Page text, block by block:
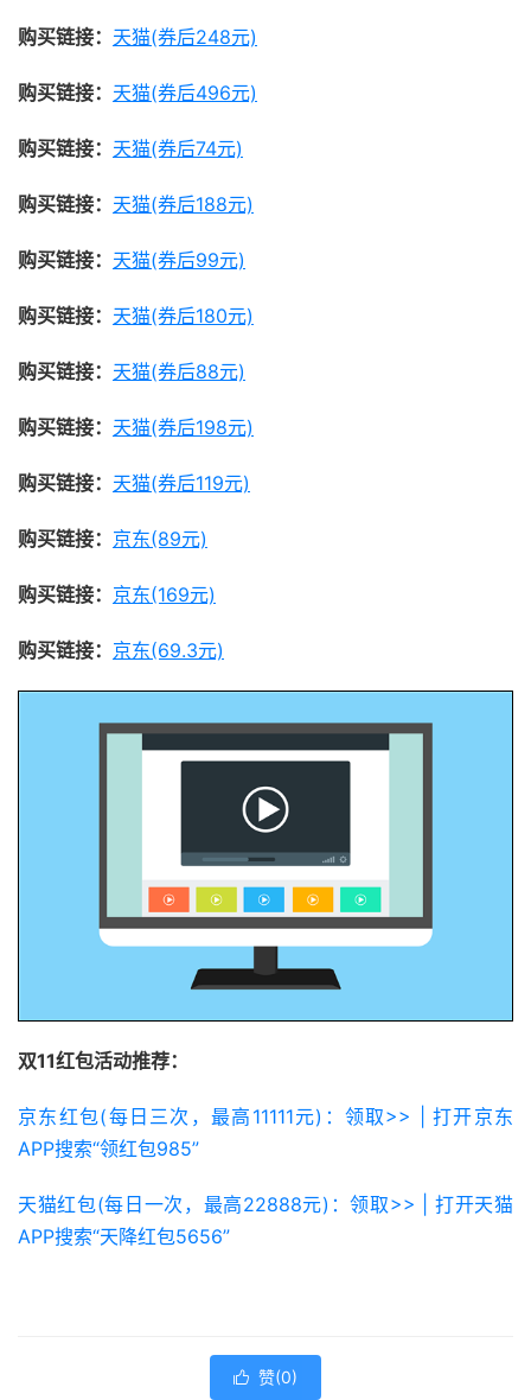
购买链接： 天猫(券后248元)
购买链接： 天猫(券后496元)
购买链接： 天猫(券后74元)
购买链接： 天猫(券后188元)
购买链接： 天猫(券后99元)
购买链接： 天猫(券后180元)
购买链接： 天猫(券后88元)
购买链接： 天猫(券后198元)
购买链接： 天猫(券后119元)
购买链接： 京东(89元)
购买链接： 京东(169元)
购买链接： 京东(69.3元)
双11红包活动推荐：
京东红包(每日三次，最高11111元)：领取>> | 打开京东
APP搜索“领红包985”
天猫红包(每日一次，最高22888元)：领取>> | 打开天猫
APP搜索“天降红包5656”
 赞(0)